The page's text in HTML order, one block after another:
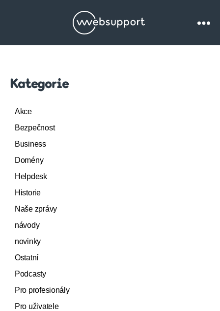
Websupport.cz
Kategorie
Akce
Bezpečnost
Business
Domény
Helpdesk
Historie
Naše zprávy
návody
novinky
Ostatní
Podcasty
Pro profesionály
Pro uživatele